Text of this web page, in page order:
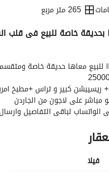
265 متر مربع
بحديقة خاصة للبيع فى
مباشر على لاجون من الجاردن
الواتساب لباقى التفاصيل
فیلا